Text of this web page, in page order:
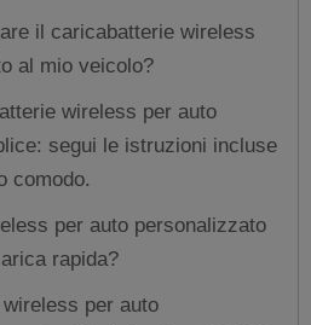
il caricabatterie wireless
al mio veicolo?
wireless per auto
segui le istruzioni incluse
comodo.
per auto personalizzato
rapida?
per auto